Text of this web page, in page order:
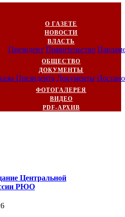
О ГАЗЕТЕ
НОВОСТИ
ВЛАСТЬ
Президент Правительство
ОБЩЕСТВО
ДОКУМЕНТЫ
Президента Документы
ФОТОГАЛЕРЕЯ
ВИДЕО
PDF-АРХИВ
Центральной
РЮО